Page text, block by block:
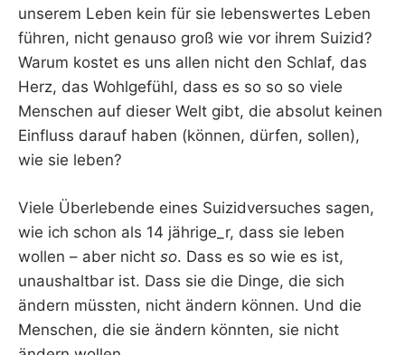
unserem Leben kein für sie lebenswertes Leben
führen, nicht genauso groß wie vor ihrem Suizid?
Warum kostet es uns allen nicht den Schlaf, das
Herz, das Wohlgefühl, dass es so so so viele
Menschen auf dieser Welt gibt, die absolut keinen
Einfluss darauf haben (können, dürfen, sollen),
wie sie leben?
Viele Überlebende eines Suizidversuches sagen,
wie ich schon als 14 jährige_r, dass sie leben
wollen – aber nicht so. Dass es so wie es ist,
unaushaltbar ist. Dass sie die Dinge, die sich
ändern müssten, nicht ändern können. Und die
Menschen, die sie ändern könnten, sie nicht